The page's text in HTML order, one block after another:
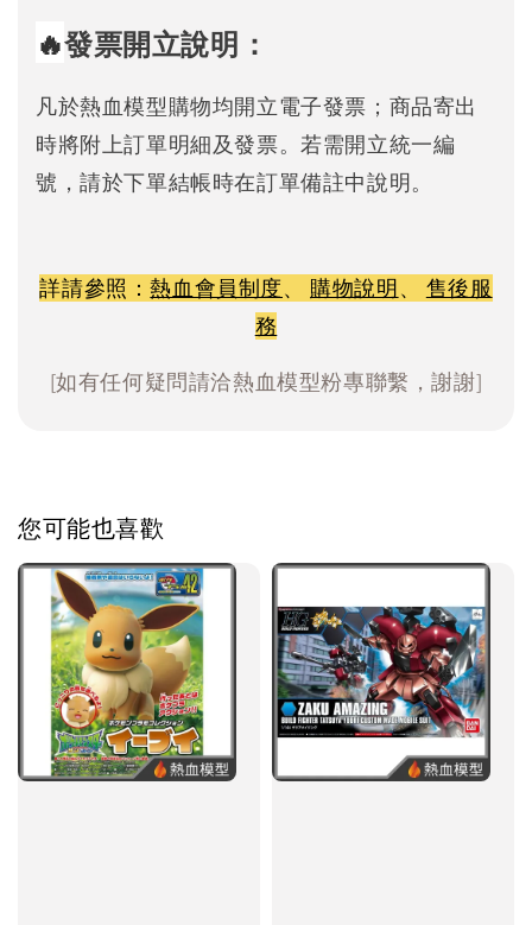
🔥發票開立說明：
凡於熱血模型購物均開立電子發票；商品寄出
時將附上訂單明細及發票。若需開立統一編
號，請於下單結帳時在訂單備註中說明。
詳請參照：熱血會員制度、 購物說明、 售後服
務
[如有任何疑問請洽熱血模型粉專聯繫，謝謝]
您可能也喜歡